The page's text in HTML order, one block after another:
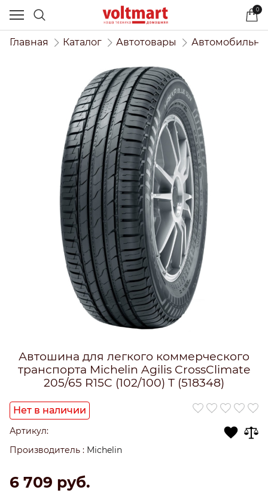
0
Главная Каталог Автотовары
Автошина для легкого коммерческого
транспорта Michelin Agilis CrossClimate
205/65 R15C (102/100) T (518348)
Нет в наличии
Артикул:
Производитель : Michelin
6 709 руб.